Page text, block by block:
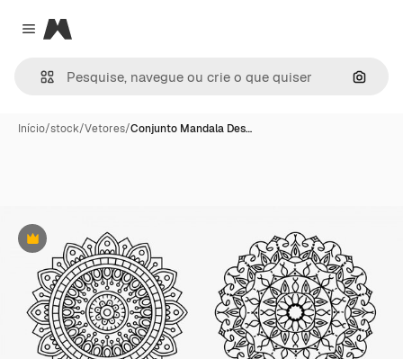
Close menu
Magnific
Início/stock/Vetores/Conjunto Mandala Des…
Premium